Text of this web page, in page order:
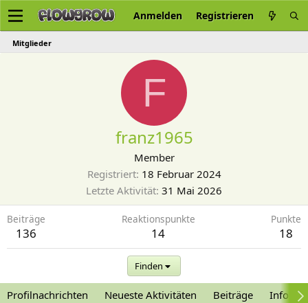
Anmelden Registrieren
Mitglieder
F
franz1965
Member
Registriert 18 Februar 2024
Letzte Aktivität 31 Mai 2026
Beiträge
136
Reaktionspunkte
14
Punkte
18
Finden
Profilnachrichten Neueste Aktivitäten Beiträge